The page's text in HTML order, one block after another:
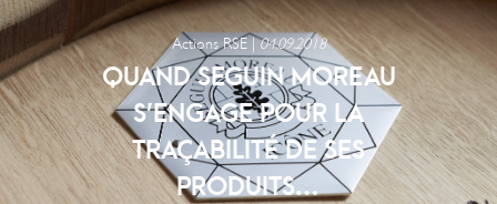
RSE
NOUS CONTACTER
Actions RSE |04.09.2018
QUAND SEGUIN MOREAU
S’ENGAGE POUR LA
TRAÇABILITÉ DE SES
PRODUITS…